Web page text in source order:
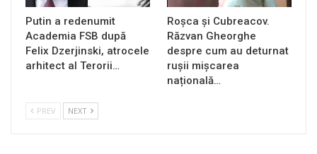
Putin a redenumit
Academia FSB după
Felix Dzerjinski, atrocele
arhitect al Terorii…
Roșca și Cubreacov.
Răzvan Gheorghe
despre cum au deturnat
rușii mișcarea
națională…
PREV NEXT